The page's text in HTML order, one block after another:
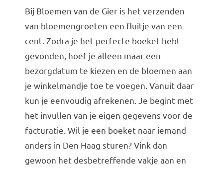
Bij Bloemen van de Gier is het verzenden
van bloemengroeten een fluitje van een
cent. Zodra je het perfecte boeket hebt
gevonden, hoef je alleen maar een
bezorgdatum te kiezen en de bloemen aan
je winkelmandje toe te voegen. Vanuit daar
kun je eenvoudig afrekenen. Je begint met
het invullen van je eigen gegevens voor de
facturatie. Wil je een boeket naar iemand
anders in Den Haag sturen? Vink dan
gewoon het desbetreffende vakje aan en